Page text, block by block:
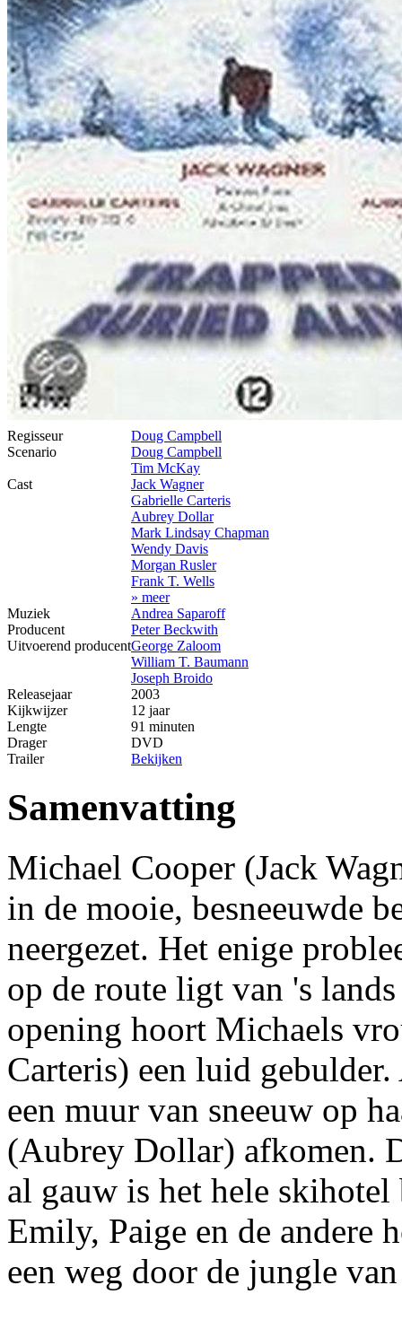
Regisseur
Doug Campbell
Scenario
Doug Campbell
Tim McKay
Cast
Jack Wagner
Gabrielle Carteris
Aubrey Dollar
Mark Lindsay Chapman
Wendy Davis
Morgan Rusler
Frank T. Wells
» meer
Muziek
Andrea Saparoff
Producent
Peter Beckwith
Uitvoerend producentGeorge Zaloom
William T. Baumann
Joseph Broido
Releasejaar
2003
Kijkwijzer
12 jaar
Lengte
91 minuten
Drager
DVD
Trailer
Bekijken
Samenvatting
Michael Cooper (Jack
in de mooie, besneeuwde
neergezet. Het enige
op de route ligt van 's
opening hoort Michaels
Carteris) een luid
een muur van sneeuw op
(Aubrey Dollar) afkomen.
al gauw is het hele skihotel
Emily, Paige en de andere
een weg door de jungle